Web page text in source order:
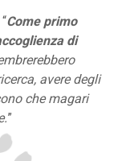
Come primo
di
avere degli
che magari
”